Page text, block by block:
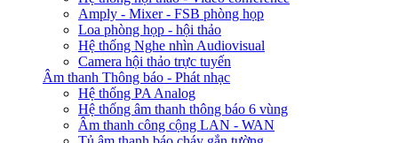
Amply - Mixer - FSB phòng họp
Loa phòng họp - hội thảo
Hệ thống Nghe nhìn Audiovisual
Camera hội thảo trực tuyến
Âm thanh Thông báo - Phát nhạc
Hệ thống PA Analog
Hệ thống âm thanh thông báo 6 vùng
Âm thanh công cộng LAN - WAN